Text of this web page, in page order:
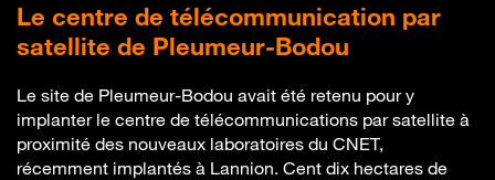
Le centre de télécommunication par
satellite de Pleumeur-Bodou
Le site de Pleumeur-Bodou avait été retenu pour y
implanter le centre de télécommunications par satellite à
proximité des nouveaux laboratoires du CNET,
récemment implantés à Lannion. Cent dix hectares de